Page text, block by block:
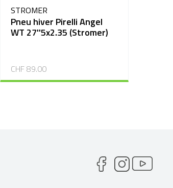
STROMER
Pneu hiver Pirelli Angel
WT 27''5x2.35 (Stromer)
CHF 89.00